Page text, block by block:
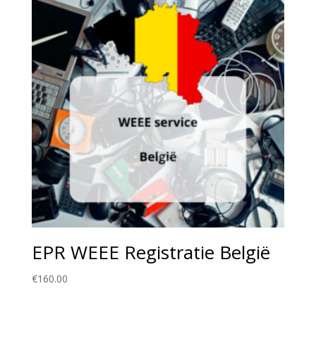
EPR WEEE Registratie België
€160.00